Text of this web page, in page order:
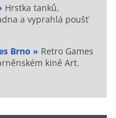
Hrstka tanků,
a vyprahlá poušť
Brno » Retro Games
kině Art.